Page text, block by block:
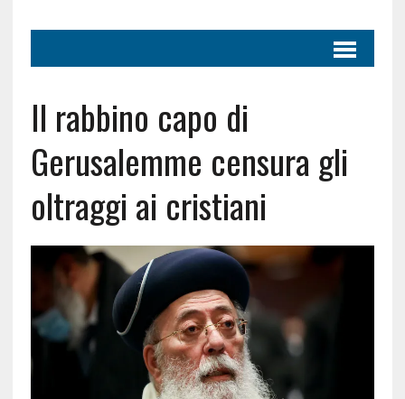
Il rabbino capo di
Gerusalemme censura gli
oltraggi ai cristiani